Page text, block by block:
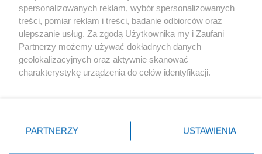
X Facebook Instagram Youtube
spersonalizowanych reklam, wybór spersonalizowanych
treści, pomiar reklam i treści, badanie odbiorców oraz
ulepszanie usług. Za zgodą Użytkownika my i Zaufani
Partnerzy możemy używać dokładnych danych
geolokalizacyjnych oraz aktywnie skanować
charakterystykę urządzenia do celów identyfikacji.
zmienić/wycofać klikając przycisk ustawień prywatności
znajdujący się w lewym dolnym rogu strony
rodzaje przetwarzania danych nie wymagają zgody
PARTNERZY USTAWIENIA